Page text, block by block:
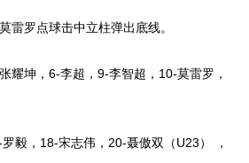
罗点球击中立柱弹出底线。
坤，6-李超，9-李智超，10-莫雷罗，
，18-宋志伟，20-聂傲双（U23） ，